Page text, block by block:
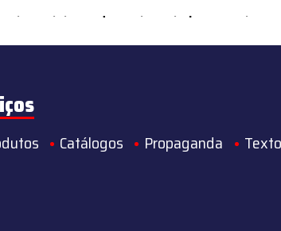
/home/s/sintequimica/www/wp-content/
Catálogos Propaganda